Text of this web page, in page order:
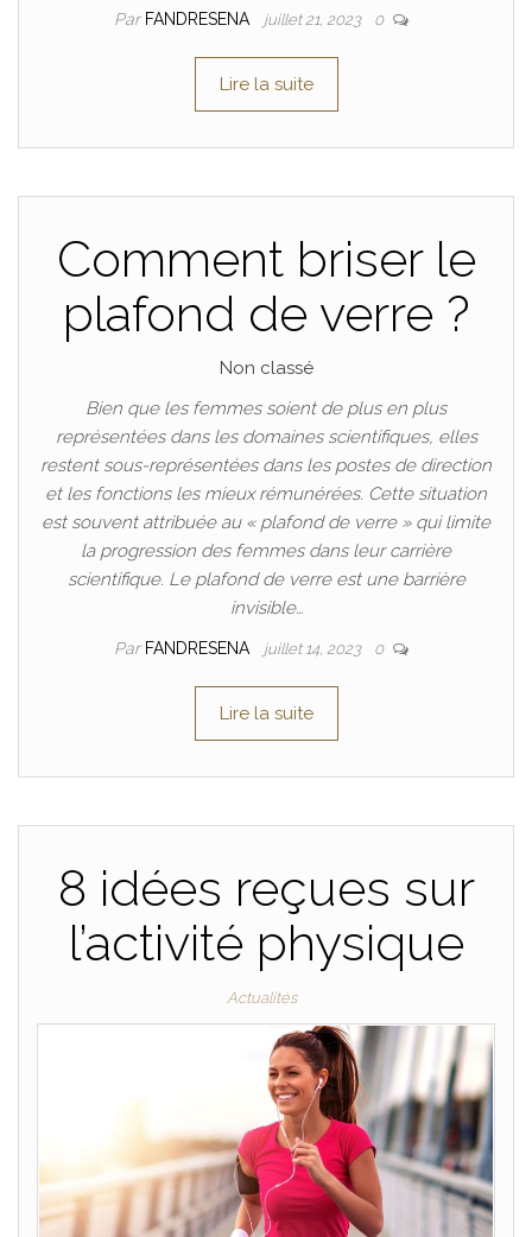
Par FANDRESENA juillet 21, 2023 0
Lire la suite
Comment briser le
plafond de verre ?
Non classé
Bien que les femmes soient de plus en plus
représentées dans les domaines scientifiques, elles
restent sous-représentées dans les postes de direction
et les fonctions les mieux rémunérées. Cette situation
est souvent attribuée au « plafond de verre » qui limite
la progression des femmes dans leur carrière
scientifique. Le plafond de verre est une barrière
invisible…
Par FANDRESENA juillet 14, 2023 0
Lire la suite
8 idées reçues sur
l’activité physique
Actualités